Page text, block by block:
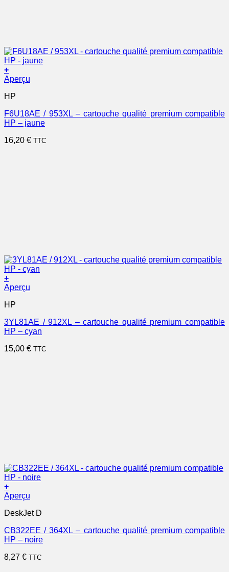
+
Aperçu
HP
F6U18AE / 953XL – cartouche qualité premium compatible
HP – jaune
16,20 € TTC
+
Aperçu
HP
3YL81AE / 912XL – cartouche qualité premium compatible
HP – cyan
15,00 € TTC
+
Aperçu
DeskJet D
CB322EE / 364XL – cartouche qualité premium compatible
HP – noire
8,27 € TTC